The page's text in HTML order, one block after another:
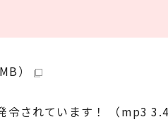
）
令されています！ （mp3